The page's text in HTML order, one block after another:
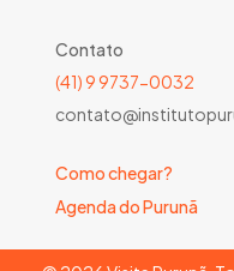
Contato
(41) 9 9737-0032
Como chegar?
Agenda do Purunã